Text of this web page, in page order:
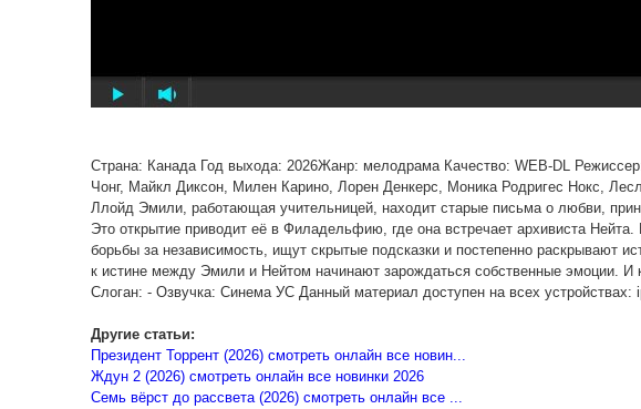
Страна: Канада Год выхода: 2026Жанр: мелодрама Качество: WEB-DL
Чонг, Майкл Диксон, Милен Карино, Лорен Денкерс, Моника Родригес Нокс,
Ллойд Эмили, работающая учительницей, находит старые письма о любви,
Это открытие приводит её в Филадельфию, где она встречает архивиста
борьбы за независимость, ищут скрытые подсказки и постепенно раскрывают
к истине между Эмили и Нейтом начинают зарождаться собственные эмоции. И
Слоган: - Озвучка: Синема УС Данный материал доступен на всех устройствах:
Другие статьи:
Президент Торрент (2026) смотреть онлайн все новин...
Ждун 2 (2026) смотреть онлайн все новинки 2026
Семь вёрст до рассвета (2026) смотреть онлайн все ...